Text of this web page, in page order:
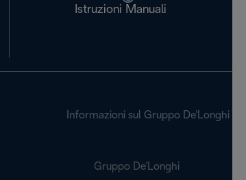
Istruzioni Manuali
Informazioni sul Gruppo De'Longhi
Gruppo De'Longhi